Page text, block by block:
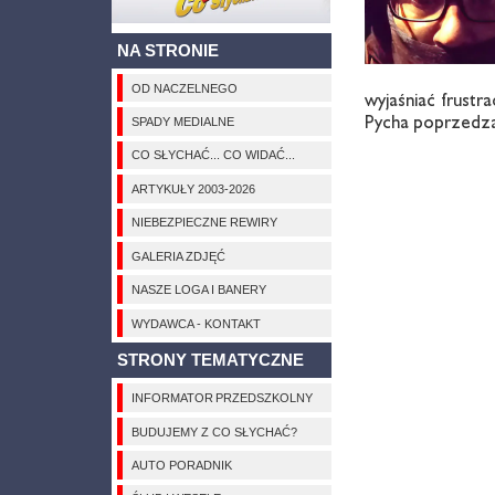
NA STRONIE
OD NACZELNEGO
SPADY MEDIALNE
CO SŁYCHAĆ... CO WIDAĆ...
ARTYKUŁY 2003-2026
NIEBEZPIECZNE REWIRY
GALERIA ZDJĘĆ
NASZE LOGA I BANERY
WYDAWCA - KONTAKT
STRONY TEMATYCZNE
INFORMATOR PRZEDSZKOLNY
BUDUJEMY Z CO SŁYCHAĆ?
AUTO PORADNIK
wy­ja­śniać
Py­cha